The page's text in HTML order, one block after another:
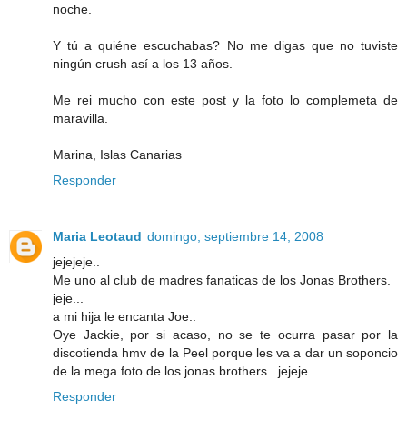
noche.
Y tú a quiéne escuchabas? No me digas que no tuviste
ningún crush así a los 13 años.
Me rei mucho con este post y la foto lo complemeta de
maravilla.
Marina, Islas Canarias
Responder
Maria Leotaud domingo, septiembre 14, 2008
jejejeje..
Me uno al club de madres fanaticas de los Jonas Brothers.
jeje...
a mi hija le encanta Joe..
Oye Jackie, por si acaso, no se te ocurra pasar por la
discotienda hmv de la Peel porque les va a dar un soponcio
de la mega foto de los jonas brothers.. jejeje
Responder